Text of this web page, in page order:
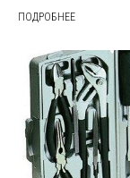
ПОДРОБНЕЕ